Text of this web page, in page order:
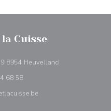
Cuisse
8954 Heuvelland((abre en una
68 58